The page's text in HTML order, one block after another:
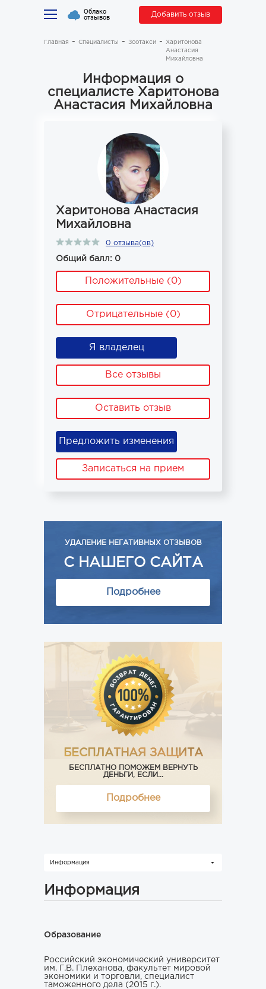
Облако
отзывов Добавить отзыв
Главная Специалисты Зоотакси
Харитонова
Анастасия
Михайловна
Информация о
специалисте Харитонова
Анастасия Михайловна
Харитонова Анастасия
Михайловна
0 отзыва(ов)
Общий балл: 0
Положительные (0)
Отрицательные (0)
Я владелец
Все отзывы
Оставить отзыв
Предложить изменения
Записаться на прием
УДАЛЕНИЕ НЕГАТИВНЫХ ОТЗЫВОВ
С НАШЕГО САЙТА
Подробнее
БЕСПЛАТНАЯ ЗАЩИТА
БЕСПЛАТНО ПОМОЖЕМ ВЕРНУТЬ
ДЕНЬГИ, ЕСЛИ...
Подробнее
Информация
Информация
Образование
Российский экономический университет
им. Г.В. Плеханова, факультет мировой
экономики и торговли, специалист
таможенного дела (2015 г.).